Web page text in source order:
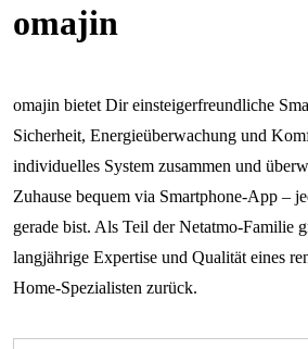
omajin
omajin bietet Dir einsteigerfreundliche
Sicherheit, Energieüberwachung und
individuelles System zusammen und
Zuhause bequem via Smartphone-App –
gerade bist. Als Teil der Netatmo-Familie
langjährige Expertise und Qualität eines
Home-Spezialisten zurück.